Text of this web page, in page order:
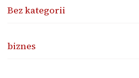
Bez kategorii
biznes